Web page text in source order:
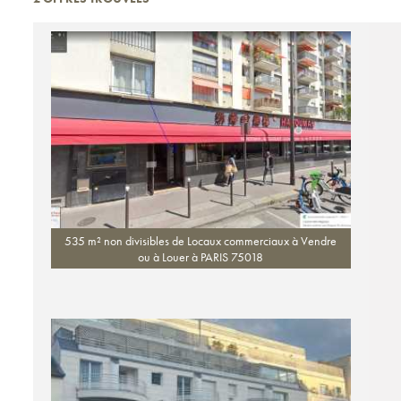
535 m² non divisibles de Locaux commerciaux à Vendre
ou à Louer à PARIS 75018